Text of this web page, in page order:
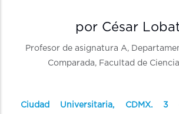
por César
Profesor de asignatura A,
Comparada, Facultad de
Ciudad Universitaria, CDMX.